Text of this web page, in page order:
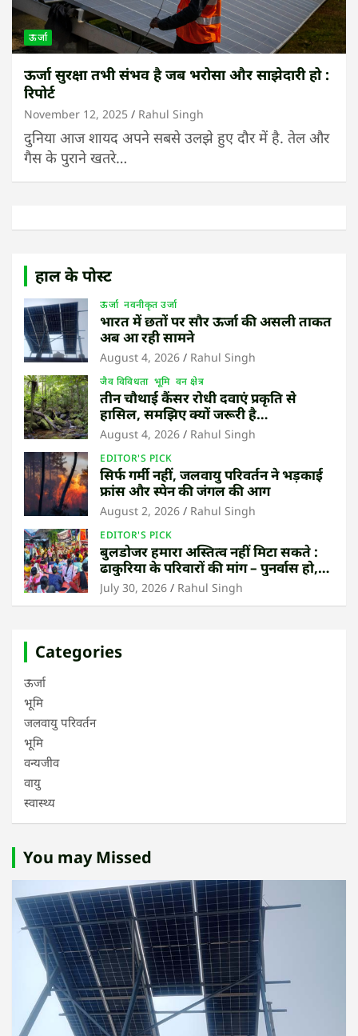
ऊर्जा
ऊर्जा सुरक्षा तभी संभव है जब भरोसा और साझेदारी हो :
रिपोर्ट
November 12, 2025 Rahul Singh
दुनिया आज शायद अपने सबसे उलझे हुए दौर में है. तेल और
गैस के पुराने खतरे…
हाल के पोस्ट
ऊर्जा नवनीकृत उर्जा
भारत में छतों पर सौर ऊर्जा की असली ताकत
अब आ रही सामने
August 4, 2026 Rahul Singh
जैव विविधता भूमि वन क्षेत्र
तीन चौथाई कैंसर रोधी दवाएं प्रकृति से
हासिल, समझिए क्यों जरूरी है
उष्णकटिबंधीय जंगल बचाना
August 4, 2026 Rahul Singh
EDITOR'S PICK
सिर्फ गर्मी नहीं, जलवायु परिवर्तन ने भड़काई
फ्रांस और स्पेन की जंगल की आग
August 2, 2026 Rahul Singh
EDITOR'S PICK
बुलडोजर हमारा अस्तित्व नहीं मिटा सकते :
ढाकुरिया के परिवारों की मांग – पुनर्वास हो,
बेदखली नहीं
July 30, 2026 Rahul Singh
Categories
ऊर्जा
भूमि
जलवायु परिवर्तन
भूमि
वन्यजीव
वायु
स्वास्थ्य
You may Missed